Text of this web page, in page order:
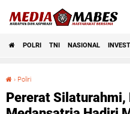
POLRI TNI NASIONAL
› Poliri
Pererat